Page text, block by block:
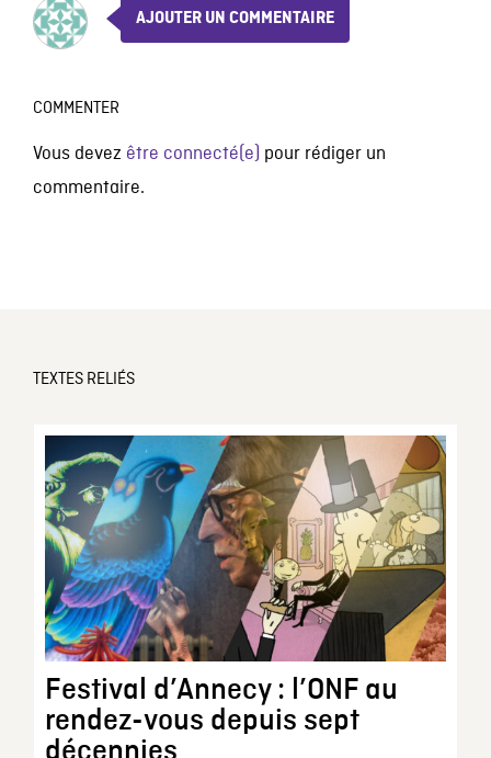
AJOUTER UN COMMENTAIRE
COMMENTER
Vous devez être connecté(e) pour rédiger un
commentaire.
TEXTES RELIÉS
Festival d’Annecy : l’ONF au
rendez-vous depuis sept
décennies